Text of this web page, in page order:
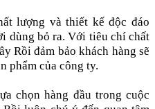
lượng và thiết kế độc đáo
dùng bỏ ra. Với tiêu chí chất
Rồi đảm bảo khách hàng sẽ
phẩm của công ty.
chọn hàng đầu trong cuộc